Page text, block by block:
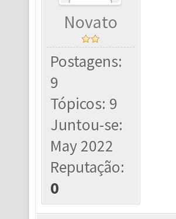
Novato
Postagens:
9
Tópicos: 9
Juntou-se:
May 2022
Reputação:
0